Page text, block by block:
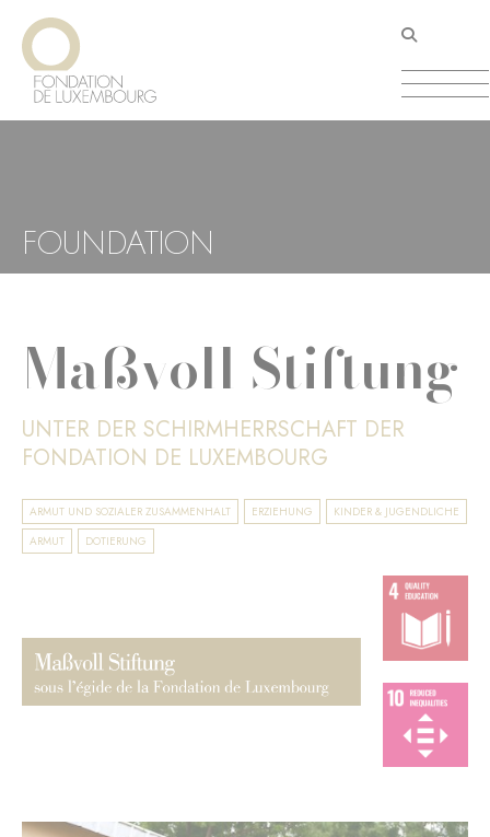
Direkt
zum
Inhalt
FOUNDATION
Maßvoll Stiftung
UNTER DER SCHIRMHERRSCHAFT DER
FONDATION DE LUXEMBOURG
ARMUT UND SOZIALER ZUSAMMENHALT ERZIEHUNG
KINDER & JUGENDLICHE
ARMUT
DOTIERUNG
Cookie-Einstellungen